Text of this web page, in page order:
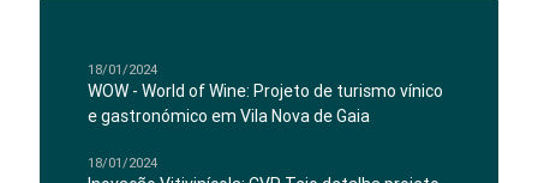
18/01/2024
WOW - World of Wine: Projeto de turismo vínico
e gastronómico em Vila Nova de Gaia
18/01/2024